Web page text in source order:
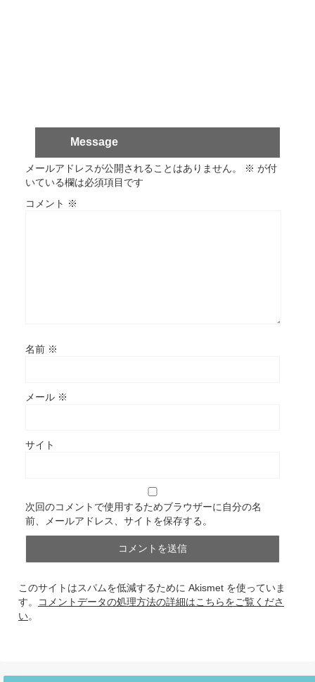
Message
メールアドレスが公開されることはありません。 ※ が付
いている欄は必須項目です
コメント ※
名前 ※
メール ※
サイト
次回のコメントで使用するためブラウザーに自分の名
前、メールアドレス、サイトを保存する。
このサイトはスパムを低減するために Akismet を使っていま
す。
コメントデータの処理方法の詳細はこちらをご覧くださ
い。